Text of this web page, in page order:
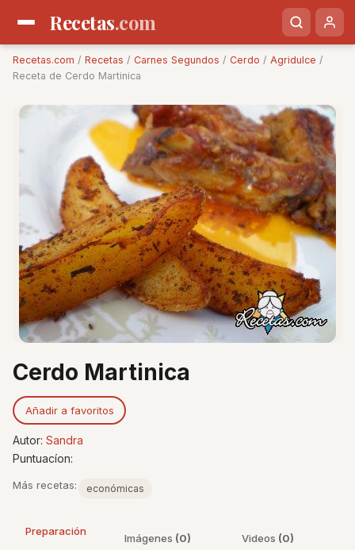
Recetas.com
Recetas.com / Recetas / Carnes Segundos / Cerdo / Agridulce /
Receta de Cerdo Martinica
Cerdo Martinica
Añadir a favoritos
Autor: Sandra
Puntuacíon:
Más recetas: económicas
Preparación
Imágenes (0) Videos (0)